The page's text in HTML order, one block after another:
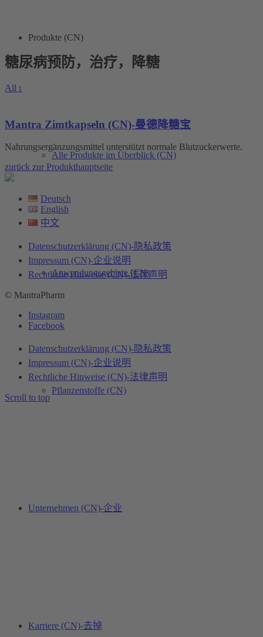
Produkte (CN)
Alle Produkte im Überblick (CN)
Anwendungsgebiete (CN)
Pflanzenstoffe (CN)
Unternehmen (CN)-企业
Karriere (CN)-去掉
糖尿病预防，治疗，降糖
All 1
Mantra Zimtkapseln (CN)-曼德降糖宝
Nahrungsergänzungsmittel unterstützt normale Blutzuckerwerte.
zurück zur Produkthauptseite
Deutsch
English
中文
Datenschutzerklärung (CN)-隐私政策
Impressum (CN)-企业说明
Rechtliche Hinweise (CN)-法律声明
© MantraPharm
Instagram
Facebook
Datenschutzerklärung (CN)-隐私政策
Impressum (CN)-企业说明
Rechtliche Hinweise (CN)-法律声明
Scroll to top